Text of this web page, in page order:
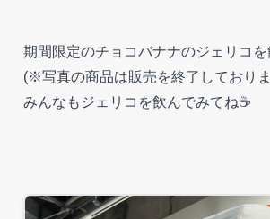
期間限定のチョコバナナのジェリコを
(※写真の商品は販売を終了しており
みんなもジェリコを飲んでみてね☕